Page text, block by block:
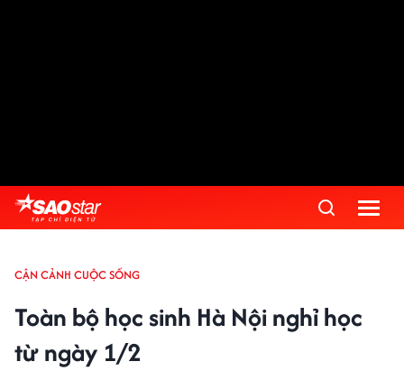
CẬN CẢNH CUỘC SỐNG
Toàn bộ học sinh Hà Nội nghỉ học
từ ngày 1/2